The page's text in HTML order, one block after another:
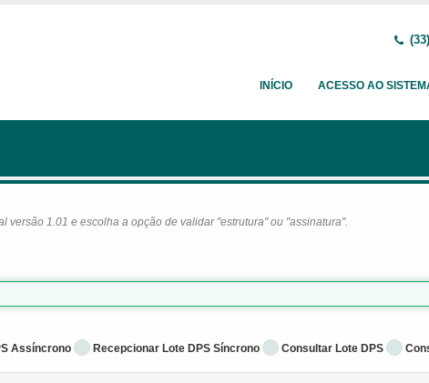
INÍCIO ACESSO AO
versão 1.01 e escolha a opção de validar "estrutura" ou "assinatura".
Assíncrono Recepcionar Lote DPS Síncrono Consultar Lote DPS